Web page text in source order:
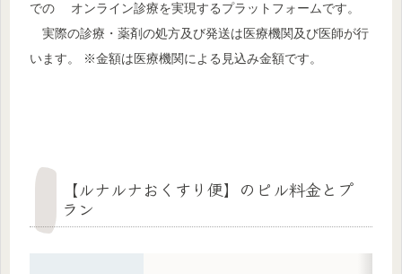
での オンライン診療を実現するプラットフォームです。
実際の診療・薬剤の処方及び発送は医療機関及び医師が行
います。 ※金額は医療機関による見込み金額です。
【ルナルナおくすり便】のピル料金とプ
ラン